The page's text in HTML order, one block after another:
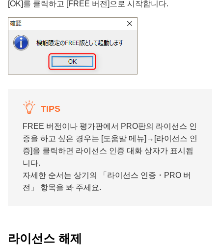
[OK]를 클릭하고 [FREE 버전]으로 시작합니다.
TIPS
FREE 버전이나 평가판에서 PRO판의 라이선스 인
증을 하고 싶은 경우는 [도움말 메뉴]→[라이선스 인
증]을 클릭하면 라이선스 인증 대화 상자가 표시됩
니다.
자세한 순서는 상기의 「라이선스 인증・PRO 버
전」 항목을 봐 주세요.
라이선스 해제